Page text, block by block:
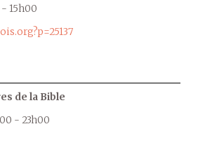
- 15h00
de la Bible
- 23h00